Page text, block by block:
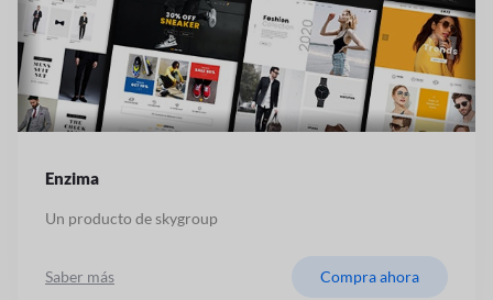
Enzima
Un producto de skygroup
Saber más Compra ahora